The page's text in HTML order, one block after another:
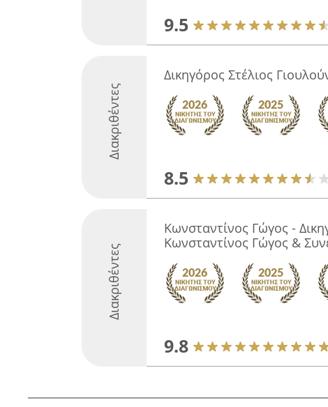
9.5
Διακριθέντες
Δικηγόρος Στέλιος
8.5
Διακριθέντες
Κωνσταντίνος Γώγος -
Κωνσταντίνος Γώγος &
9.8